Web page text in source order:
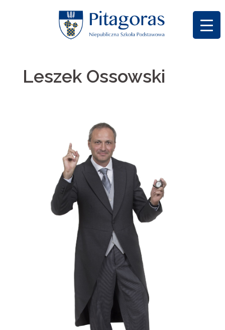
Leszek Ossowski